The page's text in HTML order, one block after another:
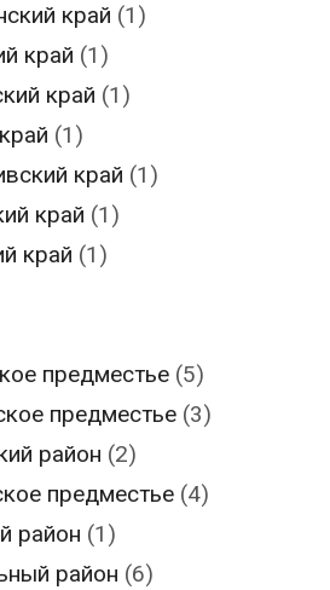
край (1)
край (1)
край (1)
(1)
край (1)
край (1)
край (1)
предместье (5)
предместье (3)
район (2)
предместье (4)
район (1)
район (6)